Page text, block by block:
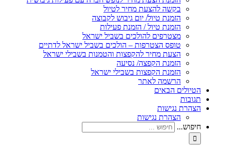
בקשה להצעת מחיר לטיול
הזמנת טיול/ יום גיבוש לקבוצה
הזמנת טיול / הזמנת פעילות
מצטרפים להולכים בשביל ישראל
טופס הצטרפות – הולכים בשביל ישראל לדתיים
הצעת מחיר להקפצות והטמנות בשבילי ישראל
הזמנת הקפצה/ נסיעה
הזמנת הקפצות בשבילי ישראל
הרשמה לאתר
הטיולים הבאים
תגובות
הצהרת נגישות
הצהרת נגישות
חיפוש...